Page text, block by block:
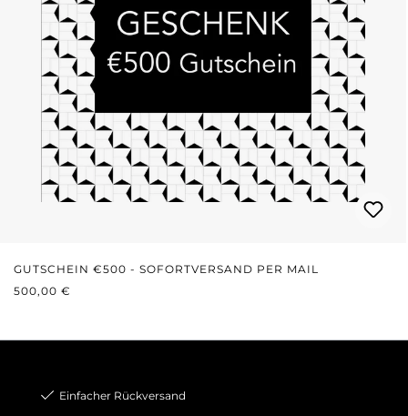
GUTSCHEIN €500 - SOFORTVERSAND PER MAIL
REGULÄRER PREIS:
500,00 €
Einfacher Rückversand